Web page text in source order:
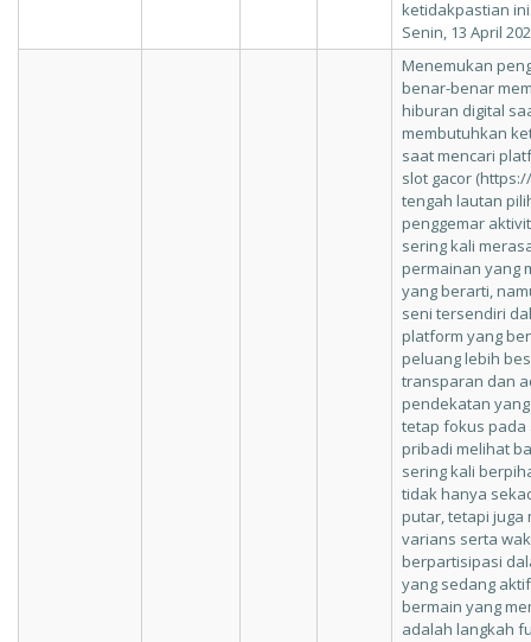
ketidakpastian
Senin, 13 April
Menemukan
benar-benar
hiburan digital
membutuhkan
saat mencari
slot gacor
tengah lautan
penggemar
sering kali
permainan yang
yang berarti,
seni tersendiri
platform yang
peluang lebih
transparan dan
pendekatan
tetap fokus pada
pribadi melihat
sering kali
tidak hanya
putar, tetapi juga
varians serta
berpartisipasi
yang sedang
bermain yang
adalah langkah